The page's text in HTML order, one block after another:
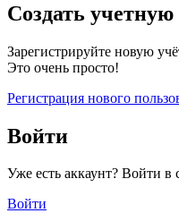
Создать учетную
Зарегистрируйте новую
Это очень просто!
Регистрация нового
Войти
Уже есть аккаунт? Войти в
Войти